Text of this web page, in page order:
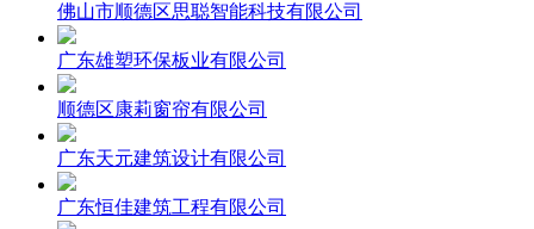
佛山市顺德区思聪智能科技有限公司
广东雄塑环保板业有限公司
顺德区康莉窗帘有限公司
广东天元建筑设计有限公司
广东恒佳建筑工程有限公司